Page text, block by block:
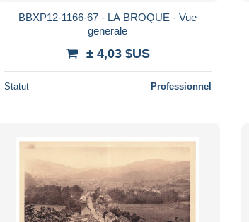
BBXP12-1166-67 - LA BROQUE - Vue
generale
± 4,03 $US
Statut Professionnel